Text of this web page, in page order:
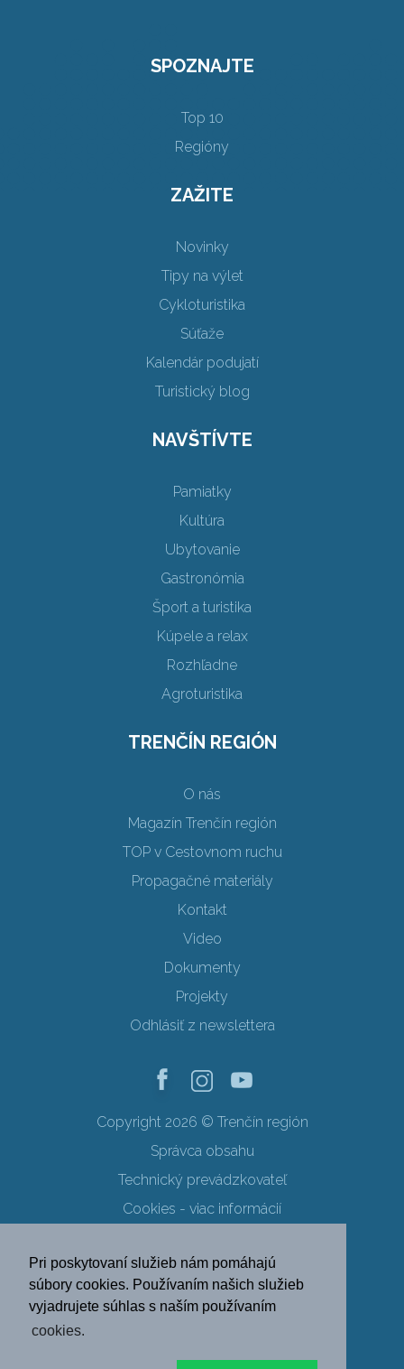
Pri poskytovaní služieb nám pomáhajú
súbory cookies. Používaním našich služieb
vyjadrujete súhlas s naším používaním
cookies.
SPOZNAJTE
Top 10
Regióny
ZAŽITE
Novinky
Tipy na výlet
Cykloturistika
Súťaže
Kalendár podujatí
Turistický blog
NAVŠTÍVTE
Pamiatky
Kultúra
Ubytovanie
Gastronómia
Šport a turistika
Kúpele a relax
Rozhľadne
Agroturistika
TRENČÍN REGIÓN
O nás
Magazín Trenčín región
TOP v Cestovnom ruchu
Propagačné materiály
Kontakt
Video
Dokumenty
Projekty
Odhlásiť z newslettera
Copyright 2026 © Trenčín región
Správca obsahu
Technický prevádzkovateľ
Cookies - viac informácií
Ochrana osobných údajov
SK EN DE
PL